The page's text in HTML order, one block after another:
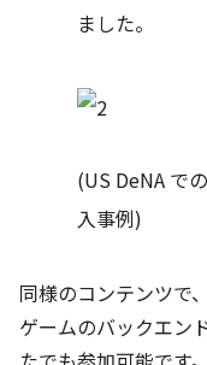
ました。
(US DeNA で
入事例)
同様のコンテンツで
ゲームのバックエン